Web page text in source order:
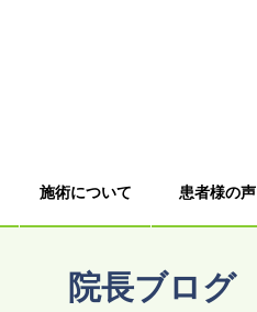
施術について 患者様の声
院長ブログ